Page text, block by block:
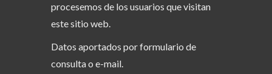
procesemos de los usuarios que visitan
este sitio web.
Datos aportados por formulario de
consulta o e-mail.